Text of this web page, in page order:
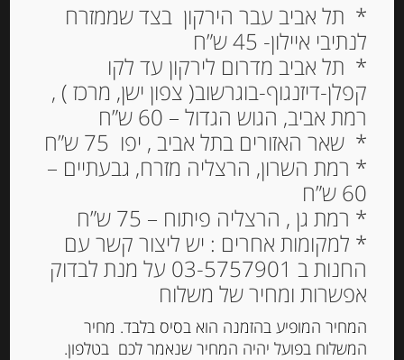
פרלין שוקולד מריר במילוי
דובדבן וליקר דובדבן 30 יח’
315 גרם MON CHERI 30
₪89.00
מחיר ל 100 גרם:28.26 ש"ח
* תל אביב עבר הירקון בצד שממזרח
לנתיבי איילון- 45 ש”ח
* תל אביב מדרום לירקון עד לקו
קפלן-דיזנגוף-בוגרשוב( צפון ישן, מרכז ) ,
רמת אביב, הגוש הגדול – 60 ש”ח
* שאר האזורים בתל אביב , יפו 75 ש”ח
* רמת השרון, הרצליה מזרח, גבעתיים –
60 ש”ח
* רמת גן , הרצליה פיתוח – 75 ש”ח
* למקומות אחרים : יש ליצור קשר עם
החנות ב 03-5757901 על מנת לבדוק
אפשרות ומחיר של משלוח
המחיר המופיע בהזמנה הוא בסיס בלבד. מחיר
המשלוח בפועל יהיה המחיר שנאמר לכם בטלפון.